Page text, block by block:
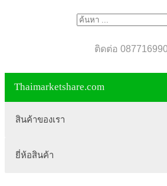
ติดต่อ
Thaimarketshare.com
สินค้าของเรา
สินค้าขายดี
ยี่ห้อสินค้า